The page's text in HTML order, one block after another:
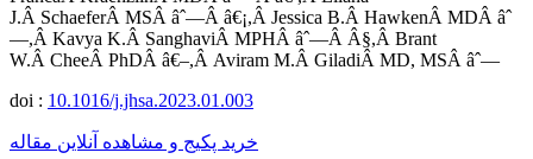
J.Â SchaeferÂ MSÂ âˆ—Â â€¡,Â Jessica B.Â HawkenÂ MDÂ âˆ
—,Â Kavya K.Â SanghaviÂ MPHÂ âˆ—Â Â§,Â Brant
W.Â CheeÂ PhDÂ â€–,Â Aviram M.Â GiladiÂ MD, MSÂ âˆ—
doi : 10.1016/j.jhsa.2023.01.003
خرید پکیج و مشاهده آنلاین مقاله